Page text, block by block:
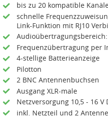
bis zu 20 kompatible
schnelle
Link-Funktion mit RJ10
Audioübertragungsbereich:
Frequenzübertragung per
4-stellige Batterieanzeige
Pilotton
2 BNC Antennenbuchsen
Ausgang XLR-male
Netzversorgung 10,5 - 16 V
inkl. Netzteil und 2